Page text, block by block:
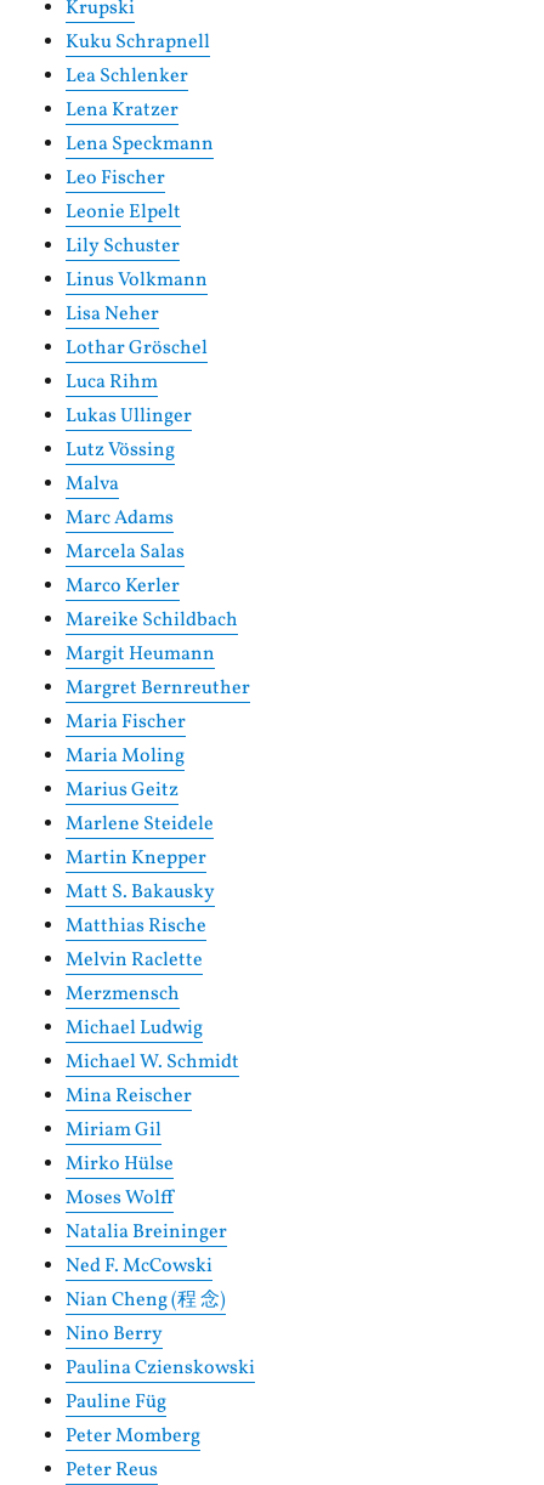
Krupski
Kuku Schrapnell
Lea Schlenker
Lena Kratzer
Lena Speckmann
Leo Fischer
Leonie Elpelt
Lily Schuster
Linus Volkmann
Lisa Neher
Lothar Gröschel
Luca Rihm
Lukas Ullinger
Lutz Vössing
Malva
Marc Adams
Marcela Salas
Marco Kerler
Mareike Schildbach
Margit Heumann
Margret Bernreuther
Maria Fischer
Maria Moling
Marius Geitz
Marlene Steidele
Martin Knepper
Matt S. Bakausky
Matthias Rische
Melvin Raclette
Merzmensch
Michael Ludwig
Michael W. Schmidt
Mina Reischer
Miriam Gil
Mirko Hülse
Moses Wolff
Natalia Breininger
Ned F. McCowski
Nian Cheng (程 念)
Nino Berry
Paulina Czienskowski
Pauline Füg
Peter Momberg
Peter Reus